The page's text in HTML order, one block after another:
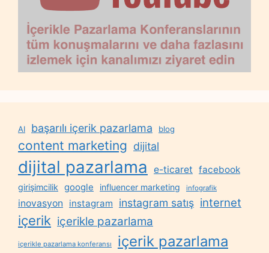
AI başarılı içerik pazarlama blog
content marketing dijital
dijital pazarlama e-ticaret facebook
girişimcilik google influencer marketing infografik
inovasyon instagram instagram satış internet
içerik içerikle pazarlama
içerikle pazarlama konferansı içerik pazarlama